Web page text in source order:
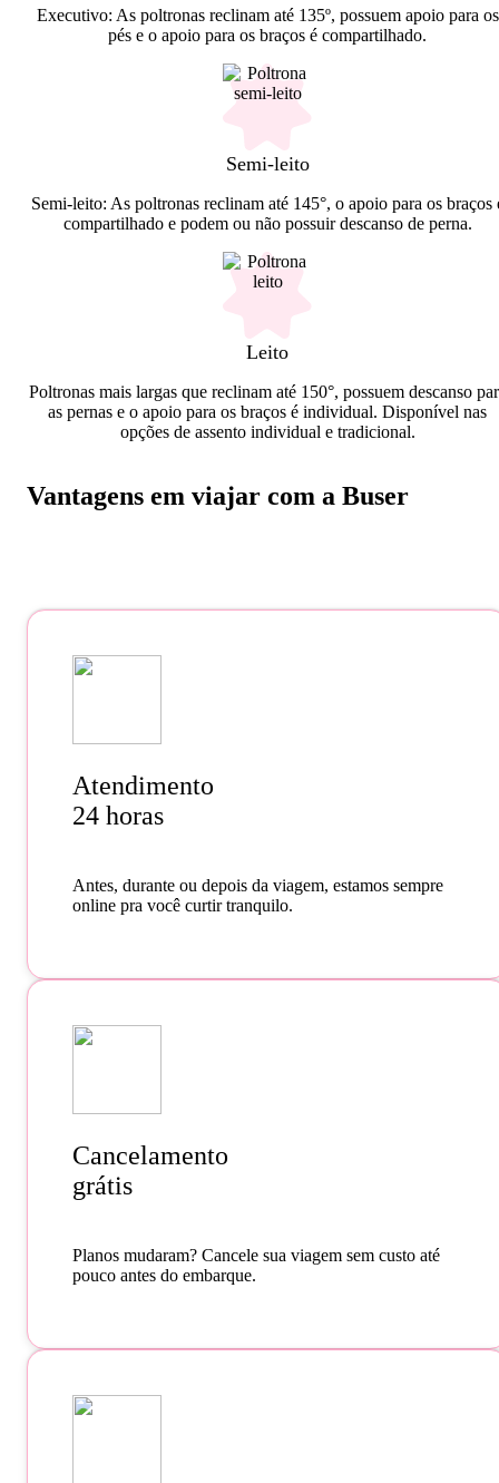
Executivo: As poltronas reclinam até 135º, possuem apoio para os
pés e o apoio para os braços é compartilhado.
Semi-leito
Semi-leito: As poltronas reclinam até 145°, o apoio para os braços
compartilhado e podem ou não possuir descanso de perna.
Leito
Poltronas mais largas que reclinam até 150°, possuem descanso
as pernas e o apoio para os braços é individual. Disponível nas
opções de assento individual e tradicional.
Vantagens em viajar com a Buser
Atendimento
24 horas
Antes, durante ou depois da viagem, estamos sempre
online pra você curtir tranquilo.
Cancelamento
grátis
Planos mudaram? Cancele sua viagem sem custo até
pouco antes do embarque.